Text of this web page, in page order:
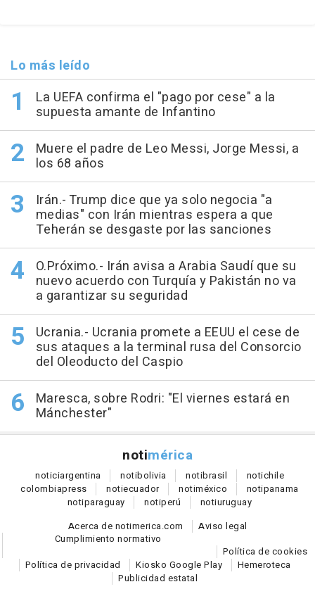
Lo más leído
La UEFA confirma el "pago por cese" a la
supuesta amante de Infantino
Muere el padre de Leo Messi, Jorge Messi, a
los 68 años
Irán.- Trump dice que ya solo negocia "a
medias" con Irán mientras espera a que
Teherán se desgaste por las sanciones
O.Próximo.- Irán avisa a Arabia Saudí que su
nuevo acuerdo con Turquía y Pakistán no va
a garantizar su seguridad
Ucrania.- Ucrania promete a EEUU el cese de
sus ataques a la terminal rusa del Consorcio
del Oleoducto del Caspio
Maresca, sobre Rodri: "El viernes estará en
Mánchester"
notimérica
noticiargentina notibolivia notibrasil notichile
colombiapress notiecuador notiméxico notipanama
notiparaguay notiperú notiuruguay
Acerca de notimerica.com
Aviso legal
Cumplimiento normativo
Política de cookies
Política de privacidad
Kiosko Google Play
Hemeroteca
Publicidad estatal